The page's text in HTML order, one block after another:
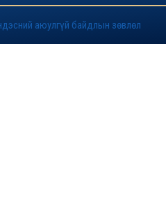
аюулгүй байдлын зөвлөл